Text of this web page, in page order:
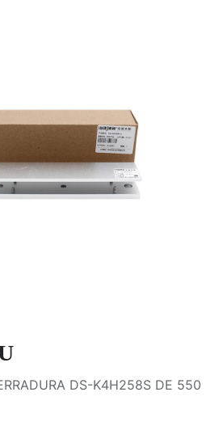
DS-K4H258S DE 550